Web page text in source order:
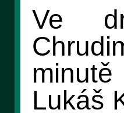
Ve
Lukáš